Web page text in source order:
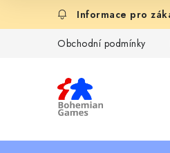
Obchodní podmínky